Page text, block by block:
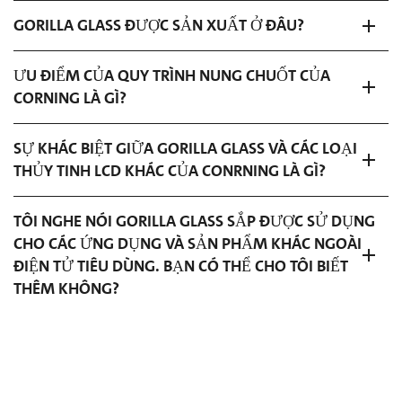
GORILLA GLASS ĐƯỢC SẢN XUẤT Ở ĐÂU?
ƯU ĐIỂM CỦA QUY TRÌNH NUNG CHUỐT CỦA
CORNING LÀ GÌ?
SỰ KHÁC BIỆT GIỮA GORILLA GLASS VÀ CÁC LOẠI
THỦY TINH LCD KHÁC CỦA CONRNING LÀ GÌ?
TÔI NGHE NÓI GORILLA GLASS SẮP ĐƯỢC SỬ DỤNG
CHO CÁC ỨNG DỤNG VÀ SẢN PHẨM KHÁC NGOÀI
ĐIỆN TỬ TIÊU DÙNG. BẠN CÓ THỂ CHO TÔI BIẾT
THÊM KHÔNG?